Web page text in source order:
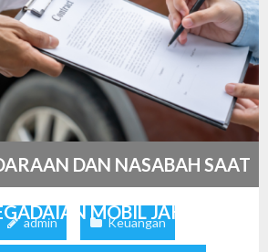
DAN NASABAH SAAT
MOBIL JAKARTA
admin Keuangan